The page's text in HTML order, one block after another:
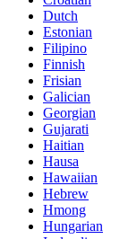
Dutch
Estonian
Filipino
Finnish
Frisian
Galician
Georgian
Gujarati
Haitian
Hausa
Hawaiian
Hebrew
Hmong
Hungarian